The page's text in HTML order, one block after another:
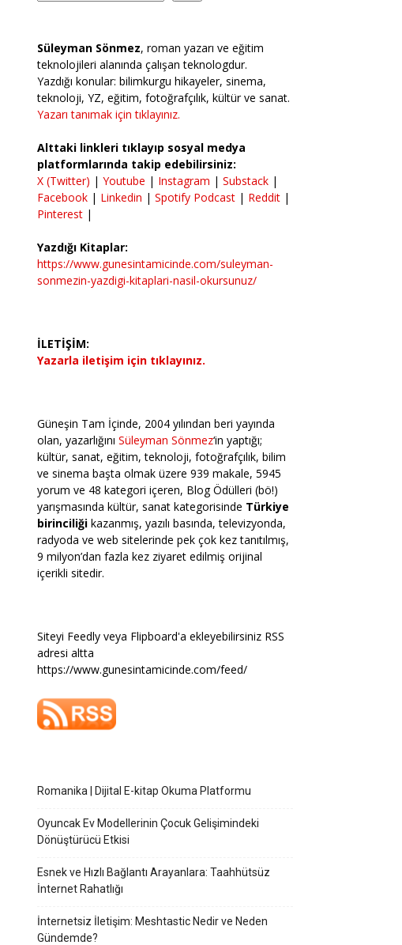
Süleyman Sönmez, roman yazarı ve eğitim
teknolojileri alanında çalışan teknologdur.
Yazdığı konular: bilimkurgu hikayeler, sinema,
teknoloji, YZ, eğitim, fotoğrafçılık, kültür ve sanat.
Yazarı tanımak için tıklayınız.
Alttaki linkleri tıklayıp sosyal medya
platformlarında takip edebilirsiniz:
X (Twitter) | Youtube | Instagram | Substack |
Facebook | Linkedin | Spotify Podcast | Reddit |
Pinterest |
Yazdığı Kitaplar:
https://www.gunesintamicinde.com/suleyman-
sonmezin-yazdigi-kitaplari-nasil-okursunuz/
İLETİŞİM:
Yazarla iletişim için tıklayınız.
Güneşin Tam İçinde, 2004 yılından beri yayında
olan, yazarlığını Süleyman Sönmez‘in yaptığı;
kültür, sanat, eğitim, teknoloji, fotoğrafçılık, bilim
ve sinema başta olmak üzere 939 makale, 5945
yorum ve 48 kategori içeren, Blog Ödülleri (bö!)
yarışmasında kültür, sanat kategorisinde Türkiye
birinciliği kazanmış, yazılı basında, televizyonda,
radyoda ve web sitelerinde pek çok kez tanıtılmış,
9 milyon’dan fazla kez ziyaret edilmiş orijinal
içerikli sitedir.
Siteyi Feedly veya Flipboard'a ekleyebilirsiniz RSS
adresi altta
https://www.gunesintamicinde.com/feed/
Romanika | Dijital E-kitap Okuma Platformu
Oyuncak Ev Modellerinin Çocuk Gelişimindeki
Dönüştürücü Etkisi
Esnek ve Hızlı Bağlantı Arayanlara: Taahhütsüz
İnternet Rahatlığı
İnternetsiz İletişim: Meshtastic Nedir ve Neden
Gündemde?